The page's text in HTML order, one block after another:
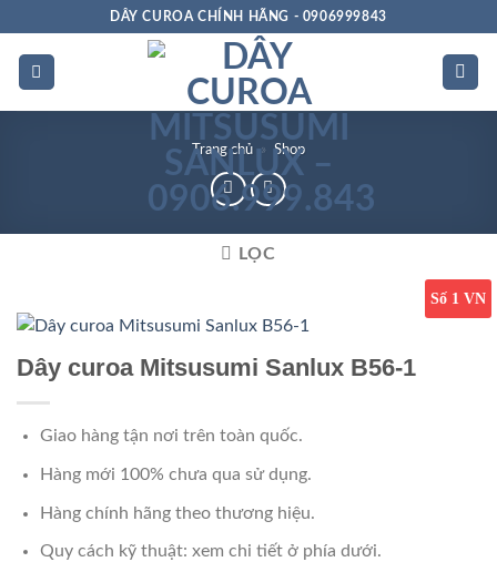
dung
DÂY CUROA CHÍNH HÃNG - 0906999843
Trang chủ » Shop
LỌC
Số 1 VN
Dây curoa Mitsusumi Sanlux B56-1
Giao hàng tận nơi trên toàn quốc.
Hàng mới 100% chưa qua sử dụng.
Hàng chính hãng theo thương hiệu.
Quy cách kỹ thuật: xem chi tiết ở phía dưới.